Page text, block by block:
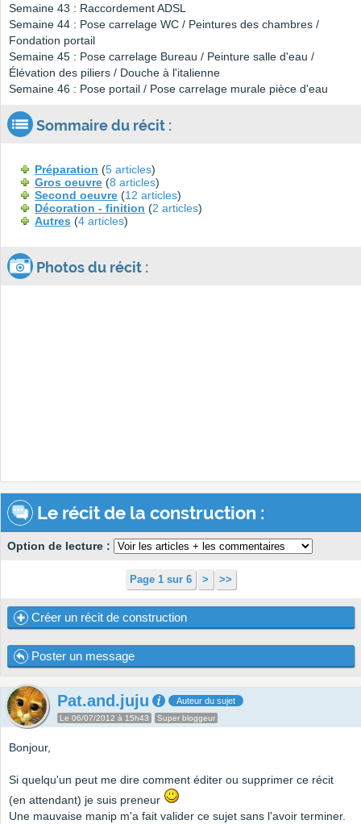
Semaine 43 : Raccordement ADSL
Semaine 44 : Pose carrelage WC / Peintures des chambres /
Fondation portail
Semaine 45 : Pose carrelage Bureau / Peinture salle d'eau /
Élévation des piliers / Douche à l'italienne
Semaine 46 : Pose portail / Pose carrelage murale pièce d'eau
Sommaire du récit :
Préparation (5 articles)
Gros oeuvre (8 articles)
Second oeuvre (12 articles)
Décoration - finition (2 articles)
Autres (4 articles)
Photos du récit :
Le récit de la construction :
Option de lecture :
Page 1 sur 6 > >>
Créer un récit de construction
Poster un message
Pat.and.juju Auteur du sujet
Le 06/07/2012 à 15h43 Super bloggeur
Bonjour,
Si quelqu'un peut me dire comment éditer ou supprimer ce récit
(en attendant) je suis preneur
Une mauvaise manip m'a fait valider ce sujet sans l'avoir terminer.